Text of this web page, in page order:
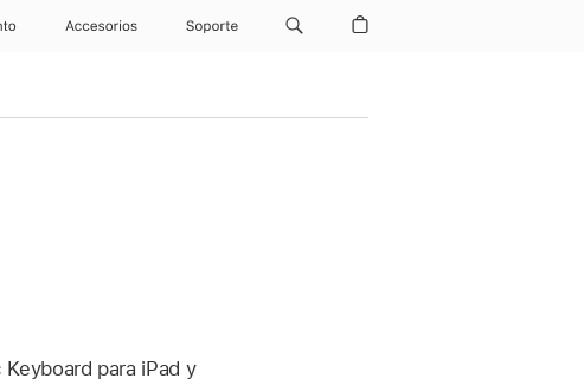
Accesorios Soporte
para iPad y